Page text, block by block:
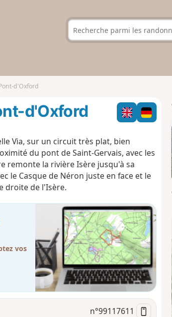
d'Oxford
d'Oxford
Via, sur un circuit très plat, bien
du pont de Saint-Gervais, avec les
remonte la rivière Isère jusqu'à sa
le Casque de Néron juste en face et le
droite de l'Isère.
vos
n°99117611